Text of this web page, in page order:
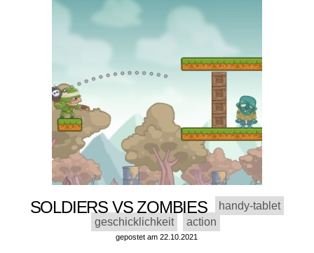
SOLDIERS VS ZOMBIES
handy-tablet
geschicklichkeit
action
gepostet am 22.10.2021